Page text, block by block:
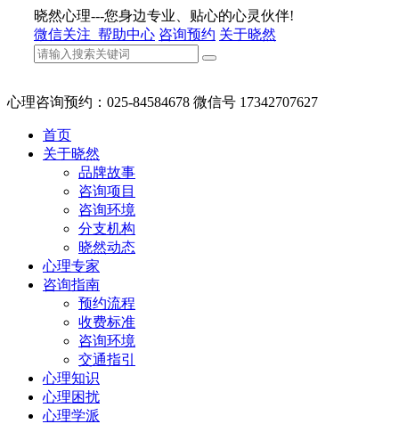
晓然心理---您身边专业、贴心的心灵伙伴!
微信关注 帮助中心 咨询预约 关于晓然
心理咨询预约：025-84584678 微信号 17342707627
首页
关于晓然
品牌故事
咨询项目
咨询环境
分支机构
晓然动态
心理专家
咨询指南
预约流程
收费标准
咨询环境
交通指引
心理知识
心理困扰
心理学派